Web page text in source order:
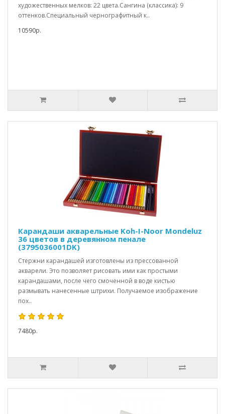
художественных мелков: 22 цвета.Сангина (классика): 9
оттенков.Специальный чернографитный к..
10590р.
Карандаши акварельные Koh-I-Noor Mondeluz
36 цветов в деревянном пенале
(3795036001DK)
Стержни карандашей изготовлены из прессованной
акварели. Это позволяет рисовать ими как простыми
карандашами, после чего смоченной в воде кистью
размывать нанесенные штрихи. Получаемое изображение
пох..
7480р.